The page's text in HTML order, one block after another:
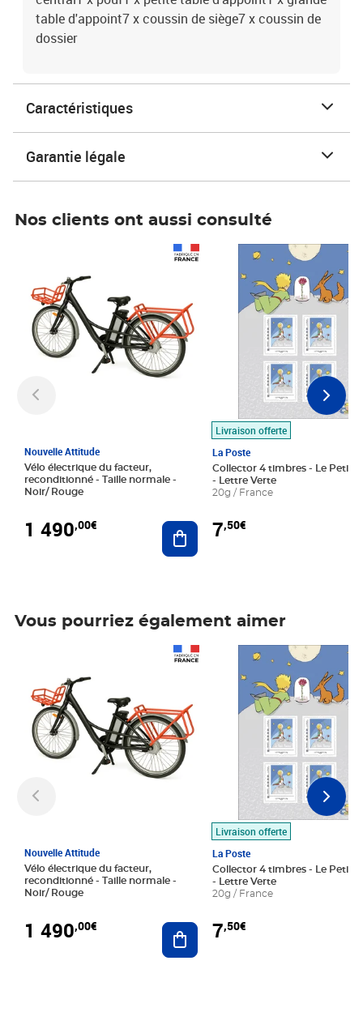
table d'appoint7 x coussin de siège7 x coussin de
dossier
Caractéristiques
Garantie légale
Nos clients ont aussi consulté
Nouvelle Attitude
Vélo électrique du facteur,
reconditionné - Taille normale -
Noir/ Rouge
1 490,00€ Ajouter au panier
Livraison offerte
La Poste
Collector 4 timbres - Le Petit
- Lettre Verte
20g / France
7,50€
Prix 7,50€
Vous pourriez également aimer
Nouvelle Attitude
Vélo électrique du facteur,
reconditionné - Taille normale -
Noir/ Rouge
1 490,00€ Ajouter au panier
Livraison offerte
La Poste
Collector 4 timbres - Le Petit
- Lettre Verte
20g / France
7,50€
Prix 7,50€